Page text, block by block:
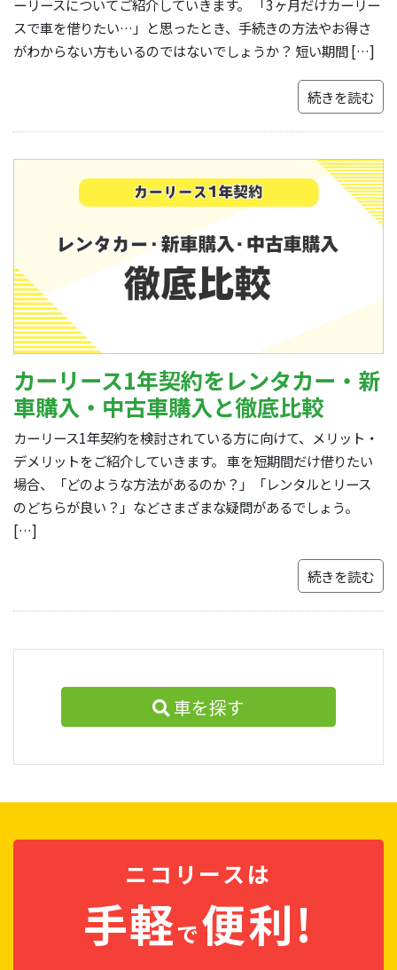
ーリースについてご紹介していきます。 「3ヶ月だけカーリー
スで車を借りたい…」と思ったとき、手続きの方法やお得さ
がわからない方もいるのではないでしょうか？ 短い期間 […]
続きを読む
カーリース1年契約をレンタカー・新
車購入・中古車購入と徹底比較
カーリース1年契約を検討されている方に向けて、メリット・
デメリットをご紹介していきます。 車を短期間だけ借りたい
場合、「どのような方法があるのか？」「レンタルとリース
のどちらが良い？」などさまざまな疑問があるでしょう。
[…]
続きを読む
車を探す
ニコリースは
手軽で便利!